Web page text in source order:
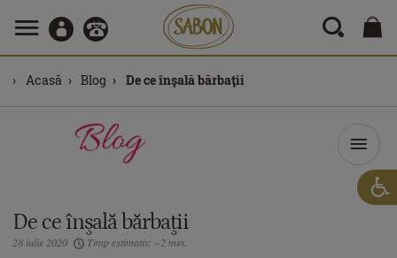
Acasă Blog De ce înşală bărbaţii
De ce înşală bărbaţii
28 iulie 2020 Timp estimativ: ~2 min.